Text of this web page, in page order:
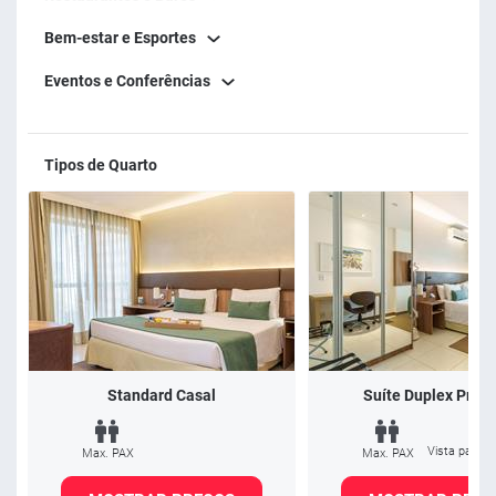
Bem-estar e Esportes
Eventos e Conferências
Tipos de Quarto
Standard Casal
Max. PAX
Suíte Duplex
Max. PAX Vista para a